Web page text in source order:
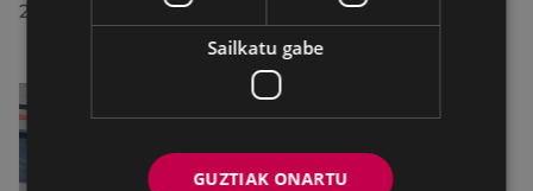
2026/07/29
Sailkatu gabe
GUZTIAK ONARTU